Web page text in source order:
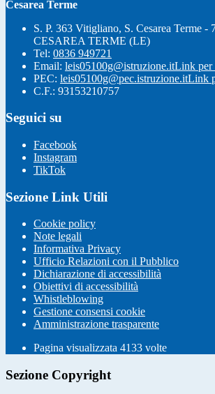
Cesarea Terme
S. P. 363 Vitigliano, S. Cesarea Terme -
CESAREA TERME (LE)
Tel: 0836 949721
Email: leis05100g@istruzione.itLink per
PEC: leis05100g@pec.istruzione.itLink
C.F.: 93153210757
Seguici su
Facebook
Instagram
TikTok
Sezione Link Utili
Cookie policy
Note legali
Informativa Privacy
Ufficio Relazioni con il Pubblico
Dichiarazione di accessibilità
Obiettivi di accessibilità
Whistleblowing
Gestione consensi cookie
Amministrazione trasparente
Pagina visualizzata 4133 volte
Sezione Copyright